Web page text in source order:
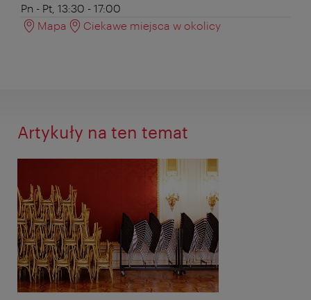
Pn - Pt, 13:30 - 17:00
Mapa
Ciekawe miejsca w okolicy
Artykuły na ten temat